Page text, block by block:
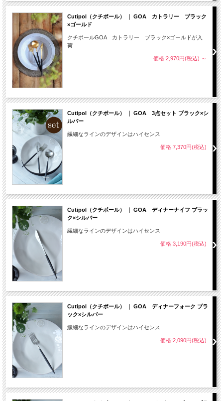
Cutipol（クチポール） ｜ GOA カトラリー ブラック
×ゴールド
クチポールGOA カトラリー ブラック×ゴールドが入
荷
価格:2,970円(税込) ～
Cutipol（クチポール） ｜ GOA 3点セット ブラック×シ
ルバー
繊細なラインのデザインはハイセンス
価格:7,370円(税込)
Cutipol（クチポール） ｜ GOA ディナーナイフ ブラッ
ク×シルバー
繊細なラインのデザインはハイセンス
価格:3,190円(税込)
Cutipol（クチポール） ｜ GOA ディナーフォーク ブラ
ック×シルバー
繊細なラインのデザインはハイセンス
価格:2,090円(税込)